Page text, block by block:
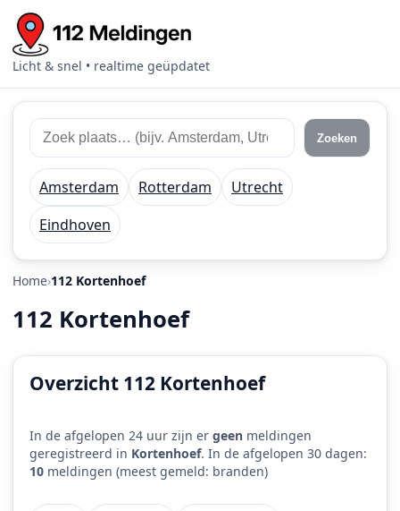
Licht & snel • realtime geüpdatet
Zoek
112
meldingen
Zoek
plaats
of
regio
Zoeken
Amsterdam Rotterdam
Utrecht
Eindhoven
Home 112 Kortenhoef
112 Kortenhoef
Overzicht 112 Kortenhoef
In de afgelopen 24 uur zijn er geen meldingen
geregistreerd in Kortenhoef. In de afgelopen 30 dagen:
10 meldingen (meest gemeld: branden)